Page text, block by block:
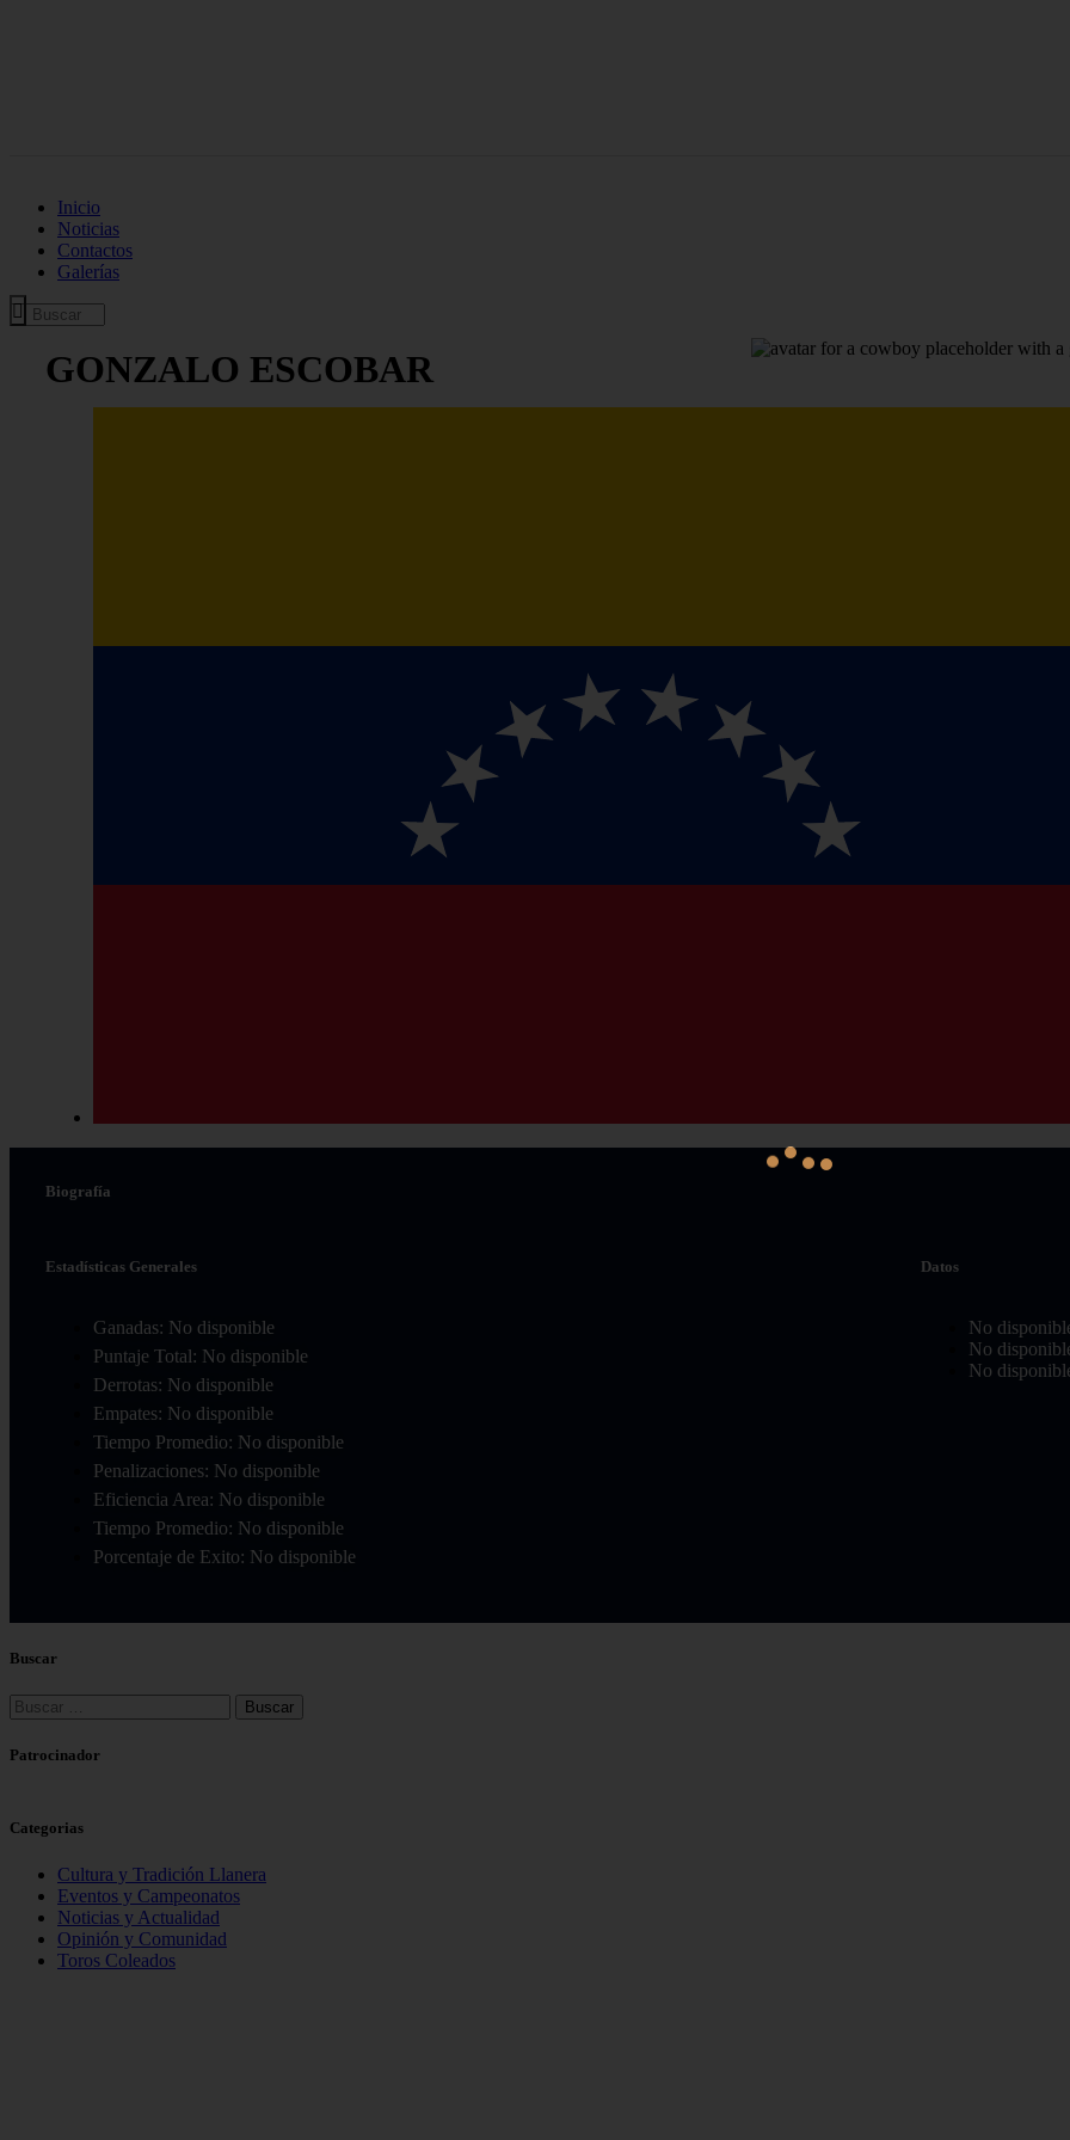
Inicio
Noticias
Contactos
Galerías
GONZALO ESCOBAR
Biografía
Estadísticas Generales
Ganadas: No disponible
Puntaje Total: No disponible
Derrotas: No disponible
Empates: No disponible
Tiempo Promedio: No disponible
Penalizaciones: No disponible
Eficiencia Area: No disponible
Tiempo Promedio: No disponible
Porcentaje de Exito: No disponible
Datos
No
No
No
Buscar
Patrocinador
Categorias
Cultura y Tradición Llanera
Eventos y Campeonatos
Noticias y Actualidad
Opinión y Comunidad
Toros Coleados